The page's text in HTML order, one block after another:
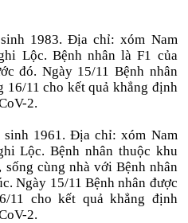
1983. Địa chỉ: xóm Nam
Lộc. Bệnh nhân là F1 của
đó. Ngày 15/11 Bệnh nhân
16/11 cho kết quả khẳng định
2.
sinh 1961. Địa chỉ: xóm Nam
Lộc. Bệnh nhân thuộc khu
cùng nhà với Bệnh nhân
Ngày 15/11 Bệnh nhân được
11 cho kết quả khẳng định
2.